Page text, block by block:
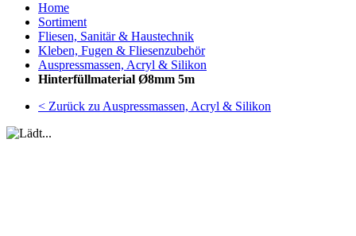
Home
Sortiment
Fliesen, Sanitär & Haustechnik
Kleben, Fugen & Fliesenzubehör
Auspressmassen, Acryl & Silikon
Hinterfüllmaterial Ø8mm 5m
< Zurück zu Auspressmassen, Acryl & Silikon